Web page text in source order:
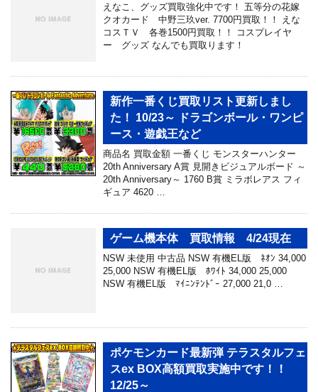
えなこ、グッズ買取強化中です！ 五等分の花嫁
クオカード 中野三玖ver. 7700円買取！！ えな
コスＴＶ 各巻1500円買取！！ コスプレイヤ
ー グッズ なんでも買取ります！
新作一番くじ買取リスト更新しまし
た！ 10/23～ ドラゴンボール・ワンピ
ース・遊戯王など
商品名 買取金額 一番くじ モンスターハンター
20th Anniversary A賞 見開きビジュアルボード ～
20th Anniversary～ 1760 B賞 ミラボレアス フィ
ギュア 4620 …
ゲーム機本体 買取情報 4/24現在
NSW 未使用 中古品 NSW 有機EL版 ﾈｵﾝ 34,000
25,000 NSW 有機EL版 ﾎﾜｲﾄ 34,000 25,000
NSW 有機EL版 ﾏｲﾆﾝﾃﾝﾄﾞｰ 27,000 21,0 …
ポケモンカード最新弾 テラスタルフェ
スex BOX高額買取実施中です！！
12/25～